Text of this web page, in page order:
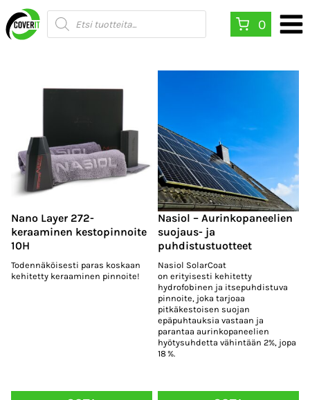
Siirry
sisältöön
Products
search
0
Nano Layer 272-
keraaminen kestopinnoite
10H
Todennäköisesti paras koskaan
kehitetty keraaminen pinnoite!
Nasiol – Aurinkopaneelien
suojaus- ja
puhdistustuotteet
Nasiol SolarCoat
on erityisesti kehitetty
hydrofobinen ja itsepuhdistuva
pinnoite, joka tarjoaa
pitkäkestoisen suojan
epäpuhtauksia vastaan ja
parantaa aurinkopaneelien
hyötysuhdetta vähintään 2%, jopa
18 %.